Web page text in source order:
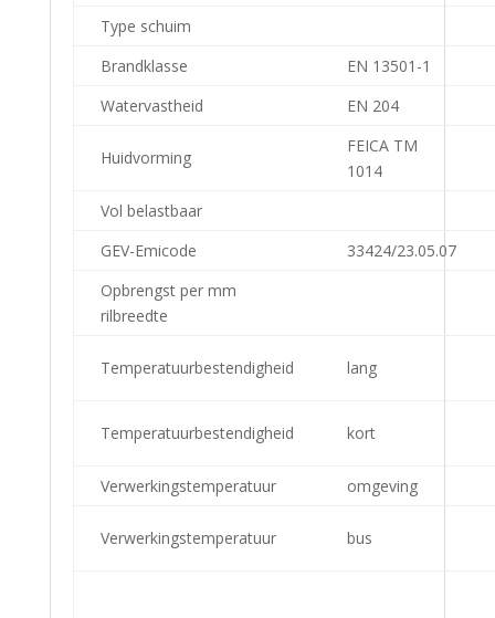
Type schuim
Brandklasse
EN 13501-1
Watervastheid
EN 204
Huidvorming
FEICA TM
1014
Vol belastbaar
GEV-Emicode
33424/23.05.07
Opbrengst per mm
rilbreedte
Temperatuurbestendigheid lang
Temperatuurbestendigheid kort
Verwerkingstemperatuur omgeving
Verwerkingstemperatuur bus